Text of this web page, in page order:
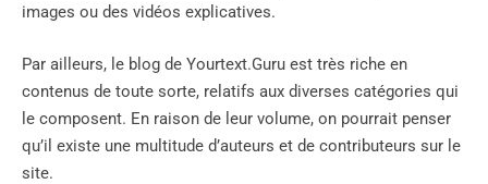
images ou des vidéos explicatives.
Par ailleurs, le blog de Yourtext.Guru est très riche en
contenus de toute sorte, relatifs aux diverses catégories qui
le composent. En raison de leur volume, on pourrait penser
qu’il existe une multitude d’auteurs et de contributeurs sur le
site.